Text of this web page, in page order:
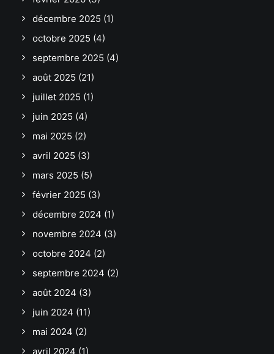
décembre 2025 (1)
octobre 2025 (4)
septembre 2025 (4)
août 2025 (21)
juillet 2025 (1)
juin 2025 (4)
mai 2025 (2)
avril 2025 (3)
mars 2025 (5)
février 2025 (3)
décembre 2024 (1)
novembre 2024 (3)
octobre 2024 (2)
septembre 2024 (2)
août 2024 (3)
juin 2024 (11)
mai 2024 (2)
avril 2024 (1)